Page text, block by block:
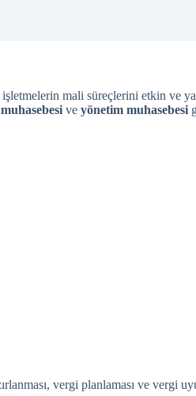
işletmelerin mali süreçlerini etkin ve
ve yönetim muhasebesi
vergi planlaması ve vergi